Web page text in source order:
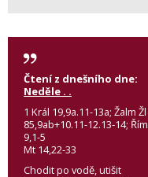
Čtení z dnešního dne:
Neděle . .
1 Král 19,9a.11-13a; Žalm Žl
85,9ab+10.11-12.13-14; Řím
9,1-5
Mt 14,22-33
Chodit po vodě, utišit